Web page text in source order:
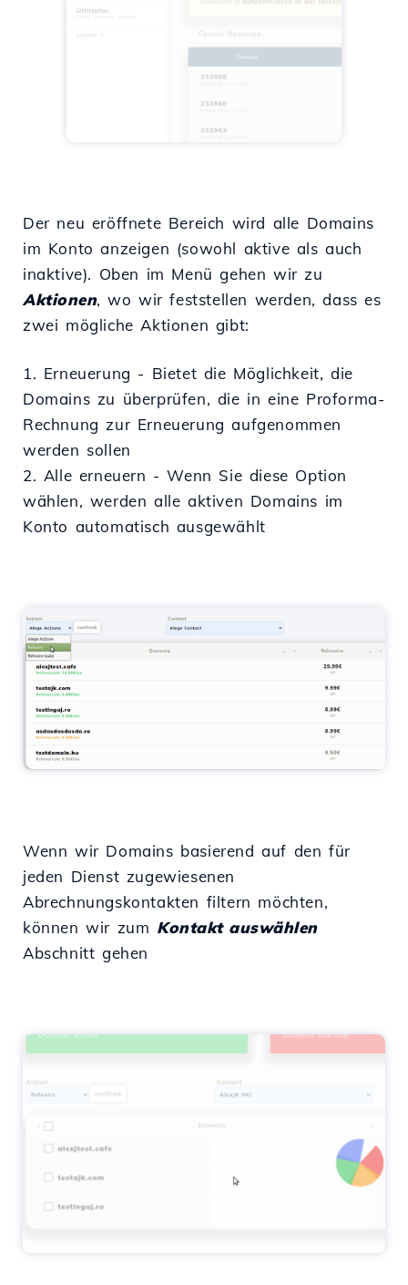
Der neu eröffnete Bereich wird alle Domains
im Konto anzeigen (sowohl aktive als auch
inaktive). Oben im Menü gehen wir zu
Aktionen, wo wir feststellen werden, dass es
zwei mögliche Aktionen gibt:
1. Erneuerung - Bietet die Möglichkeit, die
Domains zu überprüfen, die in eine Proforma-
Rechnung zur Erneuerung aufgenommen
werden sollen
2. Alle erneuern - Wenn Sie diese Option
wählen, werden alle aktiven Domains im
Konto automatisch ausgewählt
Wenn wir Domains basierend auf den für
jeden Dienst zugewiesenen
Abrechnungskontakten filtern möchten,
können wir zum Kontakt auswählen
Abschnitt gehen